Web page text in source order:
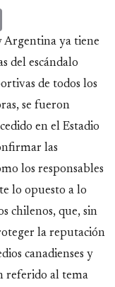
Link
Argentina ya tiene
del escándalo
de todos los
se fueron
en el Estadio
las
los responsables
lo opuesto a lo
chilenos, que, sin
la reputación
canadienses y
referido al tema